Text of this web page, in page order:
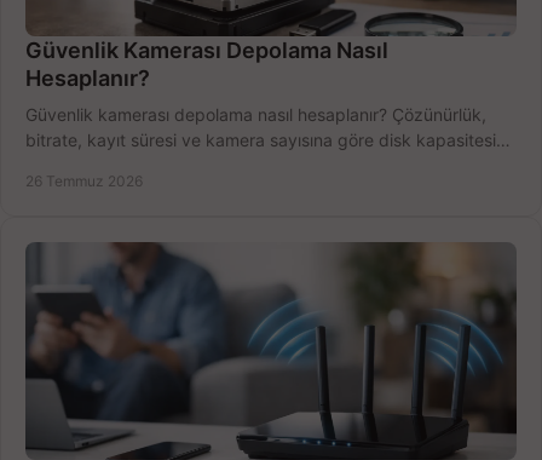
Güvenlik Kamerası Depolama Nasıl
Hesaplanır?
Güvenlik kamerası depolama nasıl hesaplanır? Çözünürlük,
bitrate, kayıt süresi ve kamera sayısına göre disk kapasitesini
26 Temmuz 2026